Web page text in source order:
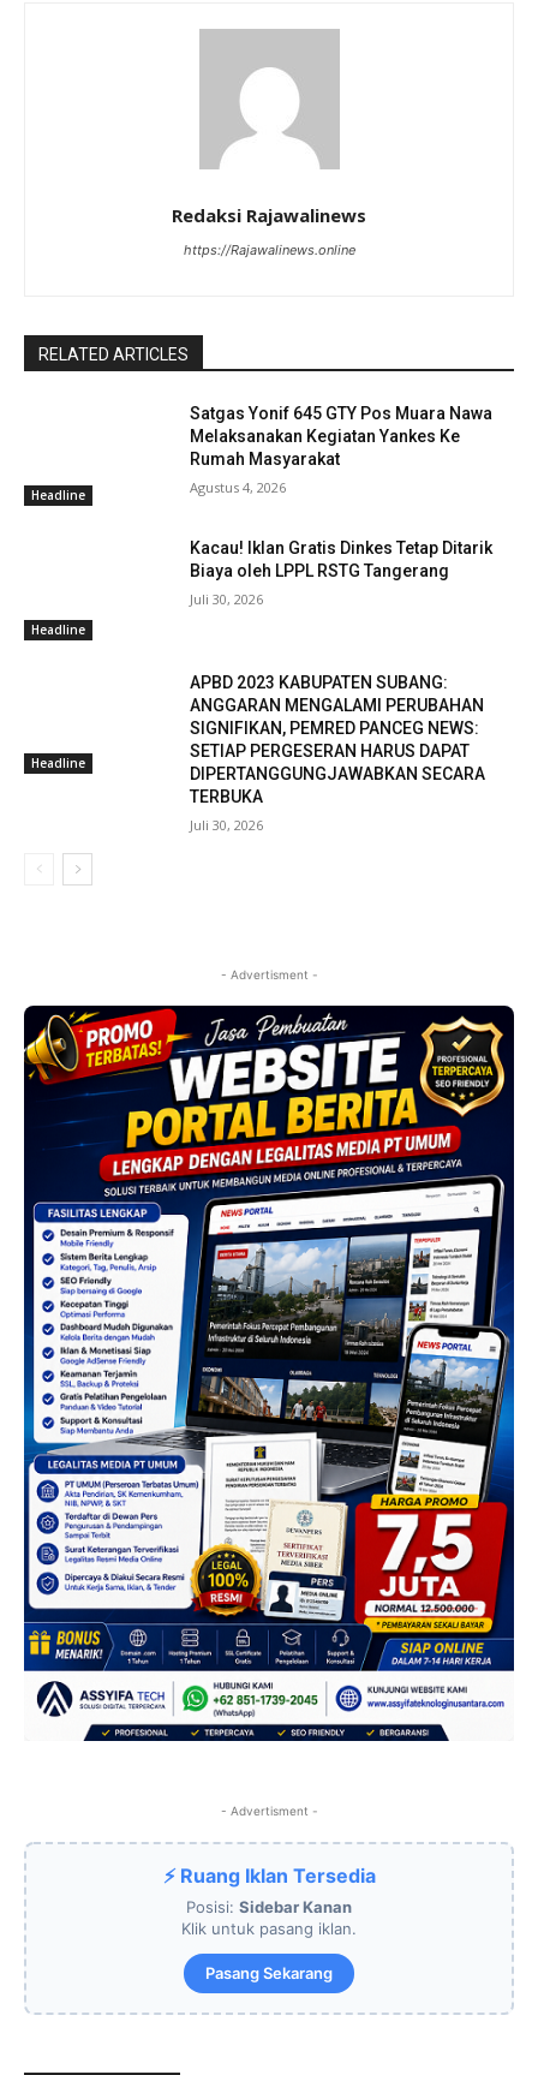
Redaksi Rajawalinews
https://Rajawalinews.online
RELATED ARTICLES
Headline
Satgas Yonif 645 GTY Pos Muara Nawa
Melaksanakan Kegiatan Yankes Ke
Rumah Masyarakat
Agustus 4, 2026
Headline
Kacau! Iklan Gratis Dinkes Tetap Ditarik
Biaya oleh LPPL RSTG Tangerang
Juli 30, 2026
Headline
APBD 2023 KABUPATEN SUBANG:
ANGGARAN MENGALAMI PERUBAHAN
SIGNIFIKAN, PEMRED PANCEG NEWS:
SETIAP PERGESERAN HARUS DAPAT
DIPERTANGGUNGJAWABKAN SECARA
TERBUKA
Juli 30, 2026
- Advertisment -
- Advertisment -
⚡ Ruang Iklan Tersedia
Posisi: Sidebar Kanan
Klik untuk pasang iklan.
Pasang Sekarang